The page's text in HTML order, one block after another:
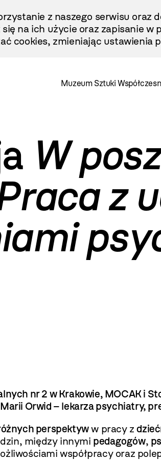
z naszego serwisu oraz
na ich użycie oraz zapisanie w
cookies, zmieniając ustawienia
Muzeum Sztuki
W
z
nr 2 w Krakowie, MOCAK i
Orwid – lekarza psychiatry,
perspektyww pracy z
między innymi pedagogów,
współpracy oraz